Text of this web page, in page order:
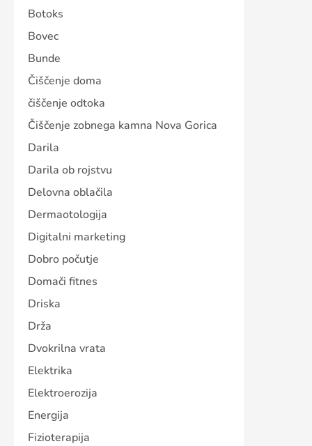
Botoks
Bovec
Bunde
Čiščenje doma
čiščenje odtoka
Čiščenje zobnega kamna Nova Gorica
Darila
Darila ob rojstvu
Delovna oblačila
Dermaotologija
Digitalni marketing
Dobro počutje
Domači fitnes
Driska
Drža
Dvokrilna vrata
Elektrika
Elektroerozija
Energija
Fizioterapija